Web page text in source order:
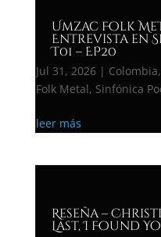
Umzac Folk
Entrevista en
T01 – EP20
Jul 31, 2026| Colombia,
Folk Metal, Sinfónica
leer más
Reseña –
Last, I Found